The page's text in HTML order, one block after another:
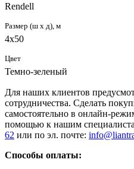
Rendell
Размер (ш х д), м
4х50
Цвет
Темно-зеленый
Для наших клиентов
сотрудничества. Сделать
самостоятельно в онлайн-
помощью к нашим
62 или по эл. почте:
Способы оплаты: